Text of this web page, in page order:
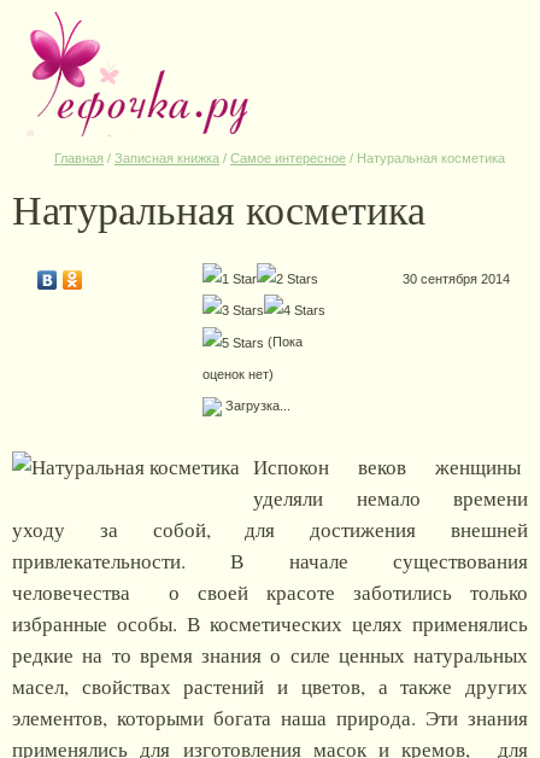
Главная / Записная книжка / Самое интересное / Натуральная косметика
Натуральная косметика
(Пока
оценок нет)
Загрузка...
30 сентября 2014
Испокон веков женщины
уделяли немало времени
уходу за собой, для достижения внешней
привлекательности. В начале существования
человечества о своей красоте заботились только
избранные особы. В косметических целях применялись
редкие на то время знания о силе ценных натуральных
масел, свойствах растений и цветов, а также других
элементов, которыми богата наша природа. Эти знания
применялись для изготовления масок и кремов, для